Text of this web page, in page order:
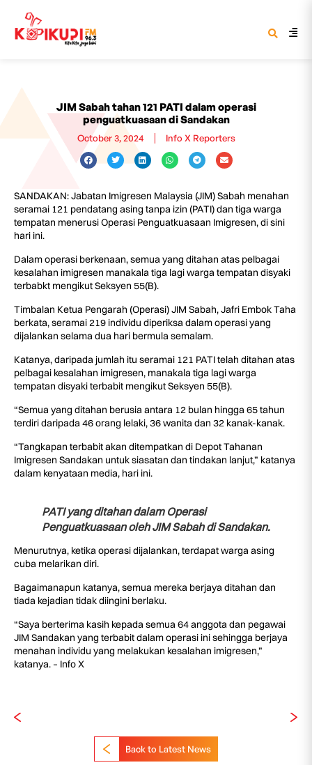
JIM Sabah tahan 121 PATI dalam operasi
penguatkuasaan di Sandakan
October 3, 2024 Info X Reporters
SANDAKAN: Jabatan Imigresen Malaysia (JIM) Sabah menahan
seramai 121 pendatang asing tanpa izin (PATI) dan tiga warga
tempatan menerusi Operasi Penguatkuasaan Imigresen, di sini
hari ini.
Dalam operasi berkenaan, semua yang ditahan atas pelbagai
kesalahan imigresen manakala tiga lagi warga tempatan disyaki
terbabkt mengikut Seksyen 55(B).
Timbalan Ketua Pengarah (Operasi) JIM Sabah, Jafri Embok Taha
berkata, seramai 219 individu diperiksa dalam operasi yang
dijalankan selama dua hari bermula semalam.
Katanya, daripada jumlah itu seramai 121 PATI telah ditahan atas
pelbagai kesalahan imigresen, manakala tiga lagi warga
tempatan disyaki terbabit mengikut Seksyen 55(B).
“Semua yang ditahan berusia antara 12 bulan hingga 65 tahun
terdiri daripada 46 orang lelaki, 36 wanita dan 32 kanak-kanak.
“Tangkapan terbabit akan ditempatkan di Depot Tahanan
Imigresen Sandakan untuk siasatan dan tindakan lanjut,” katanya
dalam kenyataan media, hari ini.
PATI yang ditahan dalam Operasi
Penguatkuasaan oleh JIM Sabah di Sandakan.
Menurutnya, ketika operasi dijalankan, terdapat warga asing
cuba melarikan diri.
Bagaimanapun katanya, semua mereka berjaya ditahan dan
tiada kejadian tidak diingini berlaku.
“Saya berterima kasih kepada semua 64 anggota dan pegawai
JIM Sandakan yang terbabit dalam operasi ini sehingga berjaya
menahan individu yang melakukan kesalahan imigresen,”
katanya. – Info X
Back to Latest News